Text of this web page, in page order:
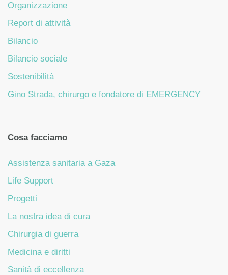
Organizzazione
Report di attività
Bilancio
Bilancio sociale
Sostenibilità
Gino Strada, chirurgo e fondatore di EMERGENCY
Cosa facciamo
Assistenza sanitaria a Gaza
Life Support
Progetti
La nostra idea di cura
Chirurgia di guerra
Medicina e diritti
Sanità di eccellenza